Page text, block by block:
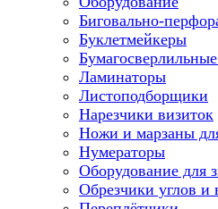
Биговально-
Буклетмейкеры
Ламинаторы
Листоподборщики
Нарезчики визиток
Ножи и марзаны
Нумераторы
Оборудование для
Обрезчики углов